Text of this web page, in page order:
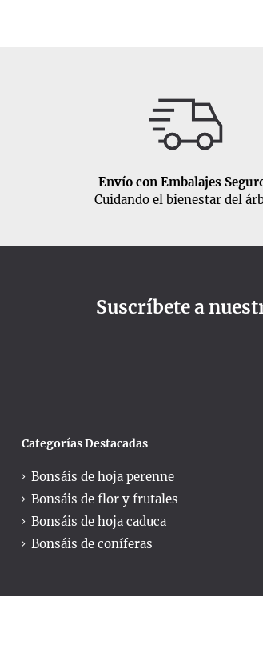
Envío con Embalajes
Cuidando el bienestar del
Suscríbete a
Categorías Destacadas
Bonsáis de hoja perenne
Bonsáis de flor y frutales
Bonsáis de hoja caduca
Bonsáis de coníferas